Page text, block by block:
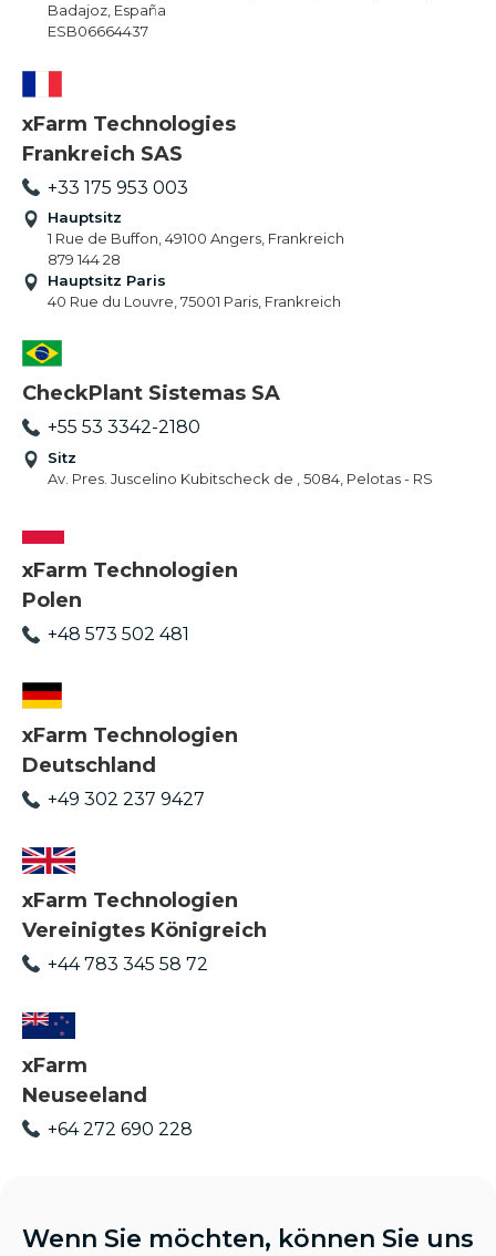
Badajoz, España
ESB06664437
xFarm Technologies
Frankreich SAS
+33 175 953 003
Hauptsitz
1 Rue de Buffon, 49100 Angers, Frankreich
879 144 28
Hauptsitz Paris
40 Rue du Louvre, 75001 Paris, Frankreich
CheckPlant Sistemas SA
+55 53 3342-2180
Sitz
Av. Pres. Juscelino Kubitscheck de , 5084, Pelotas - RS
xFarm Technologien
Polen
+48 573 502 481
xFarm Technologien
Deutschland
+49 302 237 9427
xFarm Technologien
Vereinigtes Königreich
+44 783 345 58 72
xFarm
Neuseeland
+64 272 690 228
Wenn Sie möchten, können Sie uns